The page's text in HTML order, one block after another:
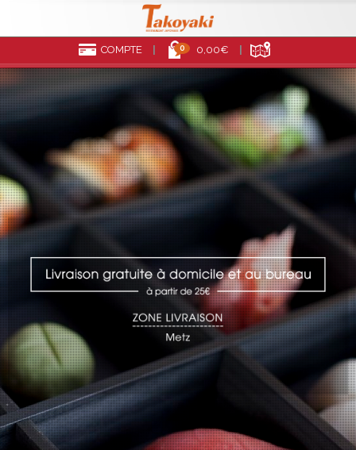
COMPTE 0 0,00€